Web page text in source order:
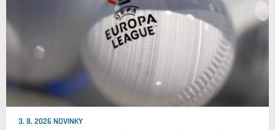
3. 8. 2026 NOVINKY